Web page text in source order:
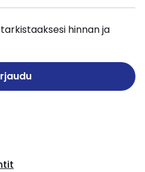
hinnan ja